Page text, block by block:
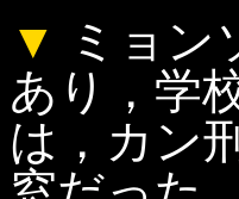
▼ ミョン
あり，学
は，カン